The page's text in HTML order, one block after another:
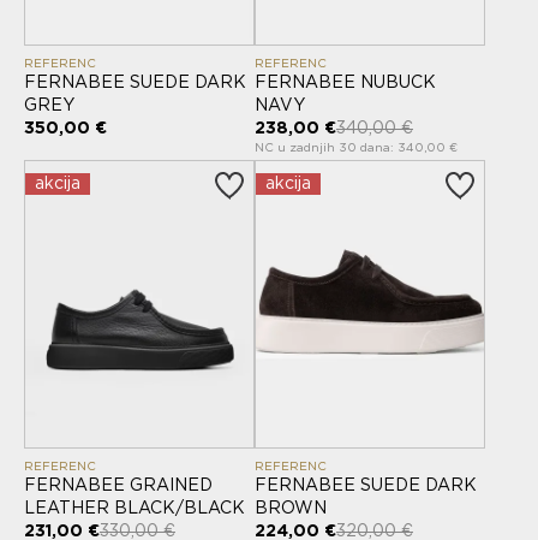
REFERENC
FERNABEE SUEDE DARK
GREY
350,00 €
REFERENC
FERNABEE NUBUCK
NAVY
238,00 €340,00 €
NC u zadnjih 30 dana: 340,00 €
akcija
REFERENC
FERNABEE GRAINED
LEATHER BLACK/BLACK
231,00 €330,00 €
akcija
REFERENC
FERNABEE SUEDE DARK
BROWN
224,00 €320,00 €